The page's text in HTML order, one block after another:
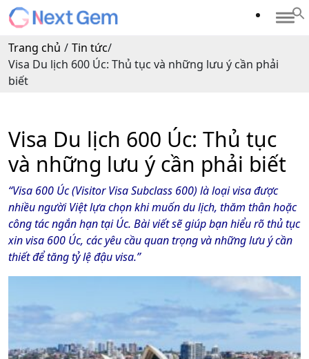
Trang chủ / Tin tức/
Visa Du lịch 600 Úc: Thủ tục và những lưu ý cần phải
biết
Visa Du lịch 600 Úc: Thủ tục
và những lưu ý cần phải biết
“Visa 600 Úc (Visitor Visa Subclass 600) là loại visa được
nhiều người Việt lựa chọn khi muốn du lịch, thăm thân hoặc
công tác ngắn hạn tại Úc. Bài viết sẽ giúp bạn hiểu rõ thủ tục
xin visa 600 Úc, các yêu cầu quan trọng và những lưu ý cần
thiết để tăng tỷ lệ đậu visa.”